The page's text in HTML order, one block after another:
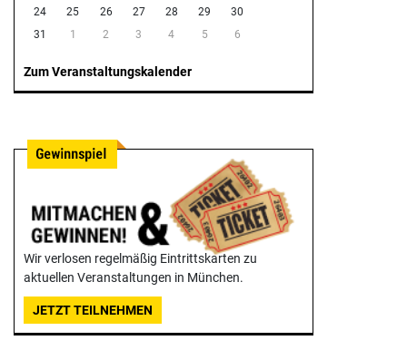
24
25 26 27 28 29
30
31
1 2 3 4 5 6
Zum Veranstaltungskalender
Wir verlosen regelmäßig Eintrittskarten zu
aktuellen Veranstaltungen in München.
JETZT TEILNEHMEN